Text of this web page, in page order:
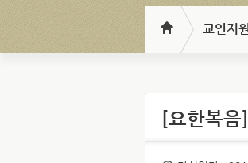
교인지
[요한복